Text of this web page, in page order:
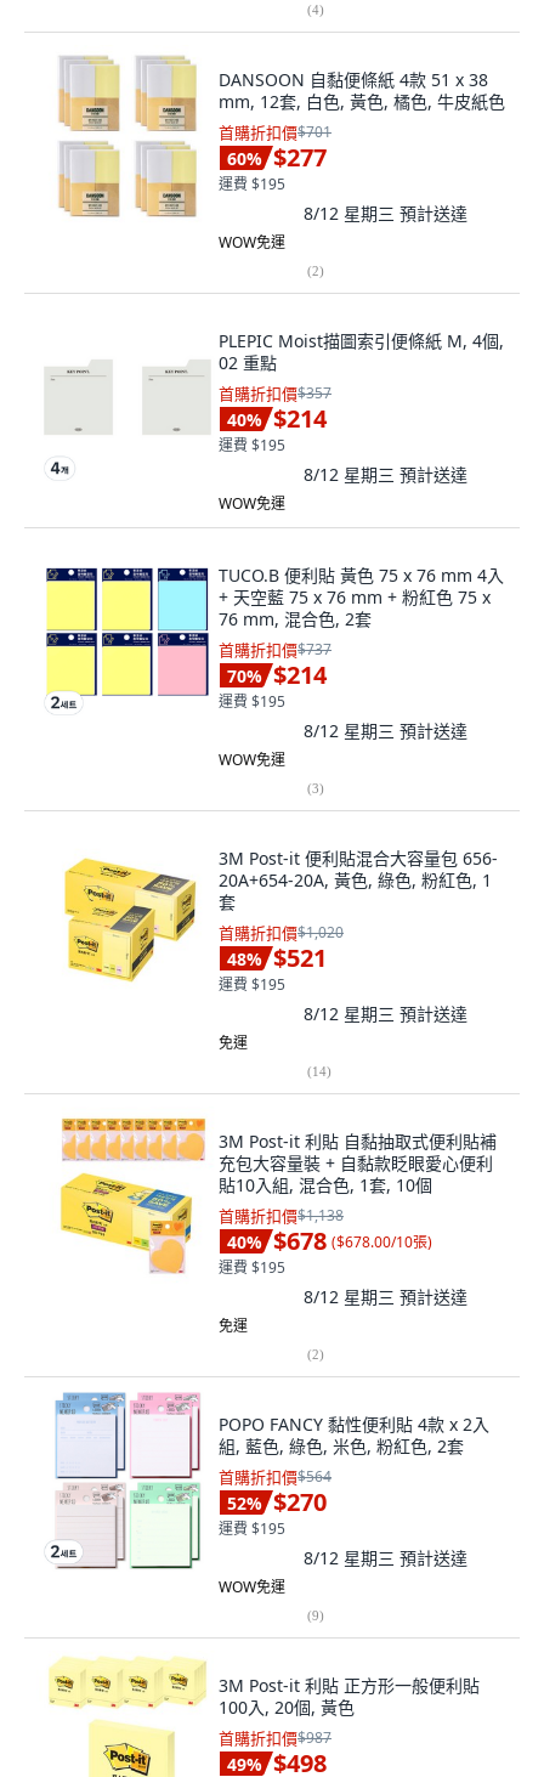
(4)
DANSOON 自黏便條紙 4款 51 x 38
mm, 12套, 白色, 黃色, 橘色, 牛皮紙色
首購折扣價$701
60% $277
運費 $195
8/12 星期三 預計送達
WOW免運
(2)
PLEPIC Moist描圖索引便條紙 M, 4個,
02 重點
首購折扣價$357
40% $214
運費 $195
8/12 星期三 預計送達
WOW免運
TUCO.B 便利貼 黃色 75 x 76 mm 4入
+ 天空藍 75 x 76 mm + 粉紅色 75 x
76 mm, 混合色, 2套
首購折扣價$737
70% $214
運費 $195
8/12 星期三 預計送達
WOW免運
(3)
3M Post-it 便利貼混合大容量包 656-
20A+654-20A, 黃色, 綠色, 粉紅色, 1
套
首購折扣價$1,020
48% $521
運費 $195
8/12 星期三 預計送達
免運
(14)
3M Post-it 利貼 自黏抽取式便利貼補
充包大容量裝 + 自黏款眨眼愛心便利
貼10入組, 混合色, 1套, 10個
首購折扣價$1,138
40% $678 ($678.00/10張)
運費 $195
8/12 星期三 預計送達
免運
(2)
POPO FANCY 黏性便利貼 4款 x 2入
組, 藍色, 綠色, 米色, 粉紅色, 2套
首購折扣價$564
52% $270
運費 $195
8/12 星期三 預計送達
WOW免運
(9)
3M Post-it 利貼 正方形一般便利貼
100入, 20個, 黃色
首購折扣價$987
49% $498